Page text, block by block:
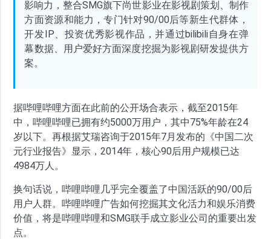
影响力，整合SMG旗下尚世影业在影视剧策划、制作
方面资源和能力，专门针对90/00后等新生代群体，
开发IP、投资优秀影视作品，并通过bilibili自身在弹
幕数据、用户爱好方面深度挖掘为影视剧研发提供方
案。
据哔哩哔哩方面在此前的公开场合表示，截至2015年
中，哔哩哔哩已拥有约5000万用户，其中75%年龄在24
岁以下。再根据艾瑞咨询于2015年7月发布的《中国二次
元行业报告》显示，2014年，核心90后用户规模已达
4984万人。
换句话说，哔哩哔哩几乎完全覆盖了中国活跃的90/00后
用户人群。哔哩哔哩广告如何挖掘其文化活力和娱乐消费
价值，将是哔哩哔哩和SMG联手成立影业公司的重要出发
点。